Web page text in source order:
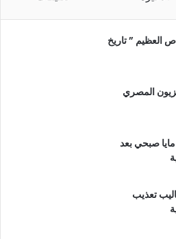
العظيم ” تاريخ
المصري
صبحي بعد
تعذيب